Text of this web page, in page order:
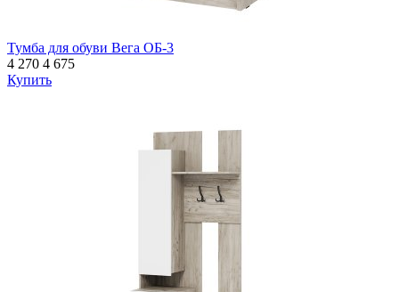
Тумба для обуви Вега ОБ-3
4 270 4 675
Купить